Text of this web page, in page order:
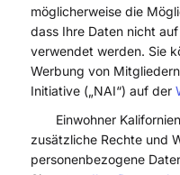
möglicherweise die
dass Ihre Daten nicht
verwendet werden. Sie
Werbung von
Initiative („NAI“) auf der
Einwohner
zusätzliche Rechte und
personenbezogene